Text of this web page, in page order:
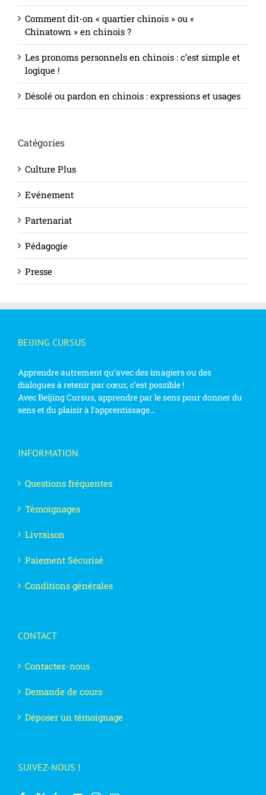
Comment dit-on « quartier chinois » ou «
Chinatown » en chinois ?
Les pronoms personnels en chinois : c’est simple et
logique !
Désolé ou pardon en chinois : expressions et usages
Catégories
Culture Plus
Evénement
Partenariat
Pédagogie
Presse
BEIJING CURSUS
Apprendre autrement qu’avec des imagiers ou des
dialogues à retenir par cœur, c’est possible !
Avec Beijing Cursus, apprendre par le sens pour donner du
sens et du plaisir à l’apprentissage…
INFORMATION
Questions fréquentes
Témoignages
Livraison
Paiement Sécurisé
Conditions générales
CONTACT
Contactez-nous
Demande de cours
Déposer un témoignage
SUIVEZ-NOUS !